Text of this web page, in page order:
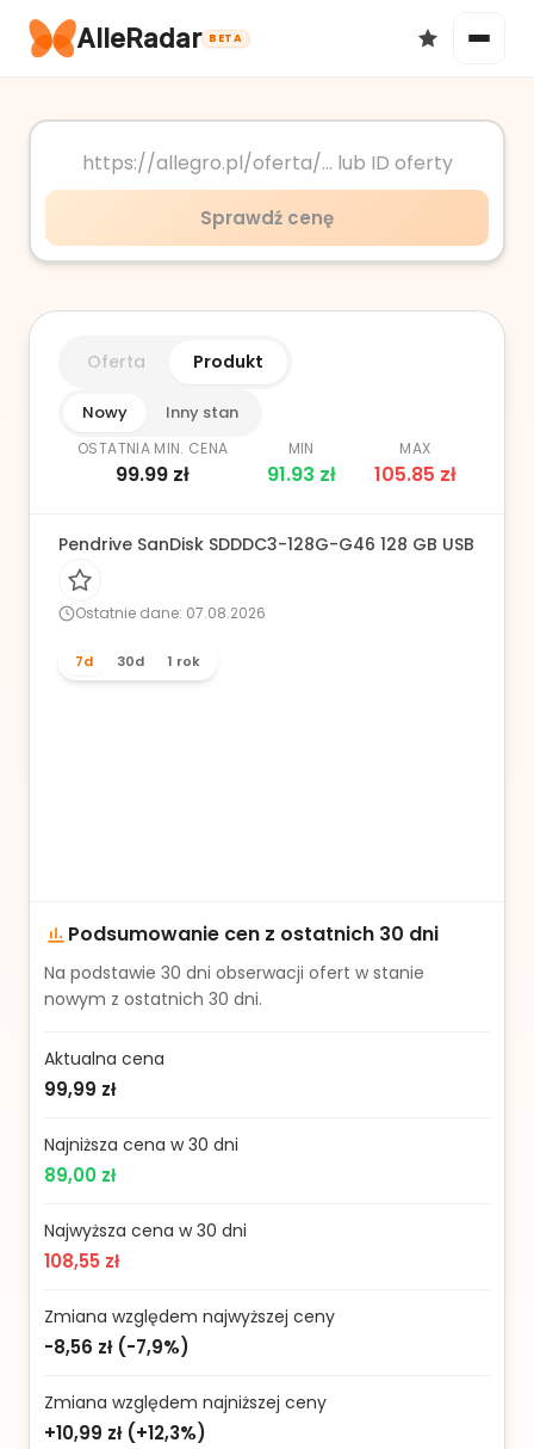
AlleRadar BETA
Okazje
Sprawdź cenę
Oferta Produkt
Nowy Inny stan
OSTATNIA MIN. CENA
99.99 zł
MIN
91.93 zł
MAX
105.85 zł
Pendrive SanDisk SDDDC3-128G-G46 128 GB USB 3.2,
Ostatnie dane: 07.08.2026
7d 30d 1 rok
Podsumowanie cen z ostatnich 30 dni
Na podstawie 30 dni obserwacji ofert w stanie
nowym z ostatnich 30 dni.
Aktualna cena
99,99 zł
Najniższa cena w 30 dni
89,00 zł
Najwyższa cena w 30 dni
108,55 zł
Zmiana względem najwyższej ceny
-8,56 zł(-7,9%)
Zmiana względem najniższej ceny
+10,99 zł(+12,3%)